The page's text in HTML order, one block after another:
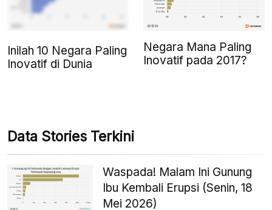
Inilah 10 Negara Paling
Inovatif di Dunia
Negara Mana Paling
Inovatif pada 2017?
Data Stories Terkini
Waspada! Malam Ini Gunung
Ibu Kembali Erupsi (Senin, 18
Mei 2026)